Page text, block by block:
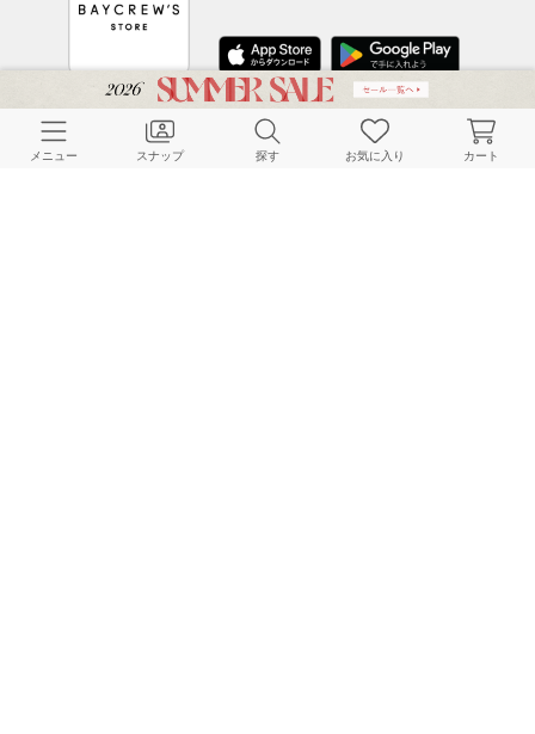
CUSTOMER SERVICE
メニュー スナップ 探す お気に入り カート